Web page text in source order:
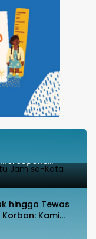
Satu
hingga Tewas
Korban: Kami